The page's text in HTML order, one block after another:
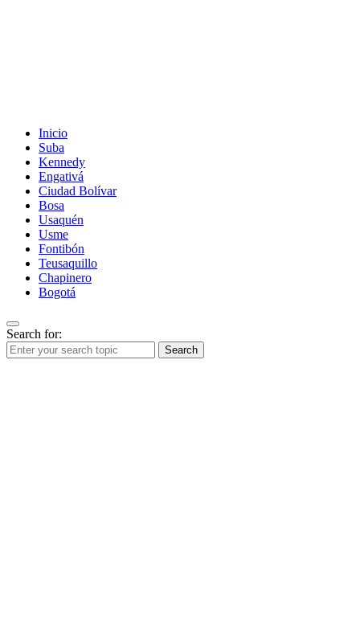
Inicio
Suba
Kennedy
Engativá
Ciudad Bolívar
Bosa
Usaquén
Usme
Fontibón
Teusaquillo
Chapinero
Bogotá
Search for:
Search